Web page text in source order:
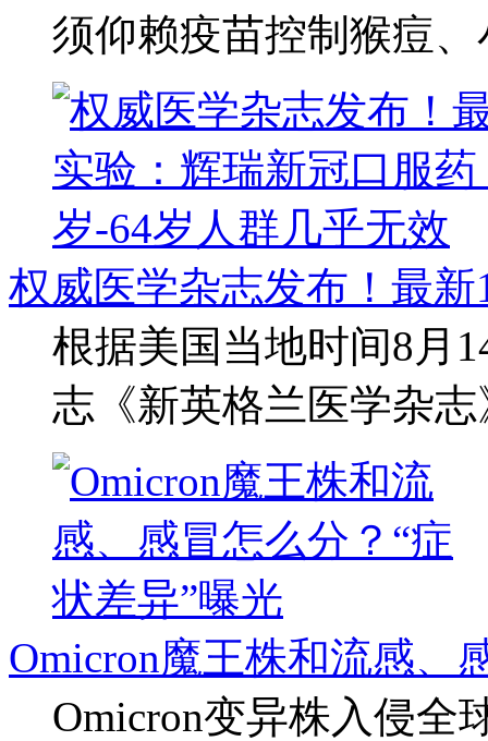
须仰赖疫苗控制猴痘
权威医学杂志发布！最
根据美国当地时间8月
志《新英格兰医学杂
Omicron魔王株和流感、
Omicron变异株入侵全